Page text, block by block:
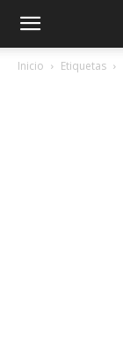
Inicio Etiquetas